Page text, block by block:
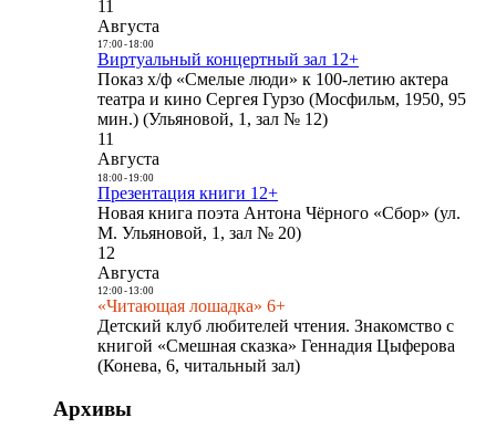
11
Августа
17:00- 18:00
Виртуальный концертный зал 12+
Показ х/ф «Смелые люди» к 100-летию актера
театра и кино Сергея Гурзо (Мосфильм, 1950, 95
мин.) (Ульяновой, 1, зал № 12)
11
Августа
18:00- 19:00
Презентация книги 12+
Новая книга поэта Антона Чёрного «Сбор» (ул.
М. Ульяновой, 1, зал № 20)
12
Августа
12:00- 13:00
«Читающая лошадка» 6+
Детский клуб любителей чтения. Знакомство с
книгой «Смешная сказка» Геннадия Цыферова
(Конева, 6, читальный зал)
Архивы